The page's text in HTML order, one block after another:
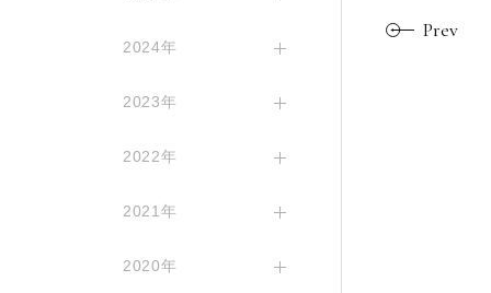
Prev
2024年
2023年
2022年
2021年
2020年